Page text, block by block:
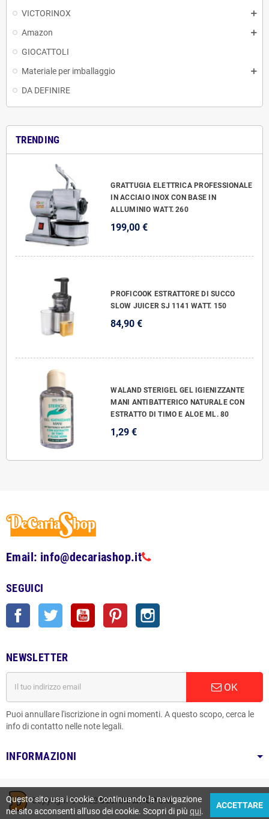
VICTORINOX
Amazon
GIOCATTOLI
Materiale per imballaggio
DA DEFINIRE
TRENDING
GRATTUGIA ELETTRICA PROFESSIONALE
IN ACCIAIO INOX CON BASE IN
ALLUMINIO WATT. 260
199,00 €
PROFICOOK ESTRATTORE DI SUCCO
SLOW JUICER SJ 1141 WATT. 150
84,90 €
WALAND STERIGEL GEL IGIENIZZANTE
MANI ANTIBATTERICO NATURALE CON
ESTRATTO DI TIMO E ALOE ML. 80
1,29 €
Email: info@decariashop.it
SEGUICI
Facebook Twitter YouTube Pinterest
NEWSLETTER
OK
Puoi annullare l'iscrizione in ogni momenti. A questo scopo, cerca le
info di contatto nelle note legali.
INFORMAZIONI
Copyright © 2022DECARIASHOP SRL
Questo sito usa i cookie. Continuando la navigazione
nel sito acconsenti all'uso dei cookie. Scopri di più qui.
ACCETTARE